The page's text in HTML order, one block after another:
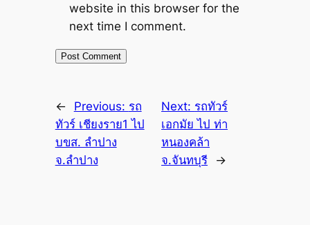
website in this browser for the
next time I comment.
← Previous: รถ
ทัวร์ เชียงราย1 ไป
บขส. ลำปาง
จ.ลำปาง
Next: รถทัวร์
เอกมัย ไป ท่า
หนองคล้า
จ.จันทบุรี
→